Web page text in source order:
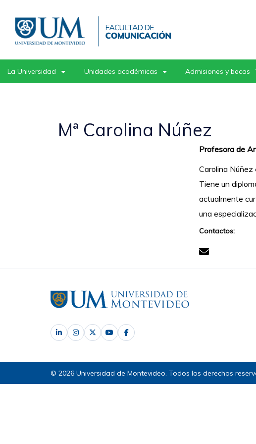
contenido
principal
La Universidad Unidades académicas Admisiones y becas
Mª Carolina Núñez
Profesora de
Carolina Núñez
Tiene un
actualmente
una
Contactos:
© 2026 Universidad de Montevideo. Todos los derechos